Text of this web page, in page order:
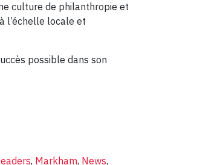
culture de philanthropie et
l’échelle locale et
possible dans son
, Markham, News,